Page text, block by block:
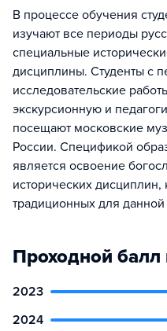
В процессе обучения
изучают все периоды
специальные
дисциплины. Студенты с
исследовательские
экскурсионную и
посещают московские
России. Спецификой
является освоение
исторических
традиционных для
Проходной
2023
2024